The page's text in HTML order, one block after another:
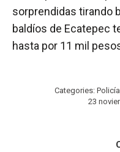
sorprendidas tirando
baldíos de Ecatepec
hasta por 11 mil
Categories: Policía
23